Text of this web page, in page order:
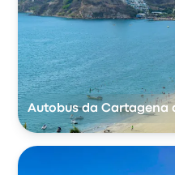
Autobus da Cartagena